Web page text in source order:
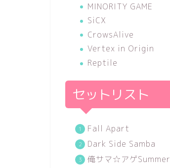
MINORITY GAME
SiCX
CrowsAlive
Vertex in Origin
Reptile
セットリスト
Fall Apart
Dark Side Samba
俺サマ☆アゲSummer